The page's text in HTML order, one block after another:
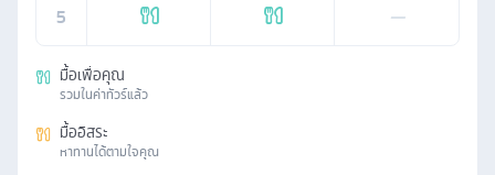
5 —
มื้อเพื่อคุณ
รวมในค่าทัวร์แล้ว
มื้ออิสระ
หาทานได้ตามใจคุณ